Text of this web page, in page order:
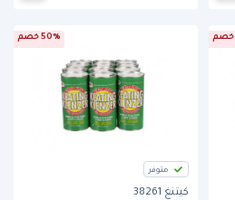
50% خصم
متوفر
كيتنغ 38261